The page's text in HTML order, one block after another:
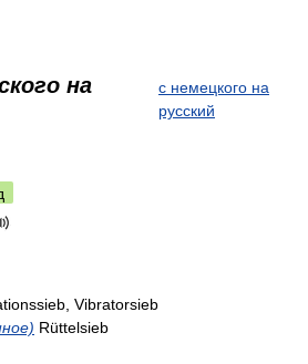
на
с немецкого на
русский
Vibratorsieb
Rüttelsieb